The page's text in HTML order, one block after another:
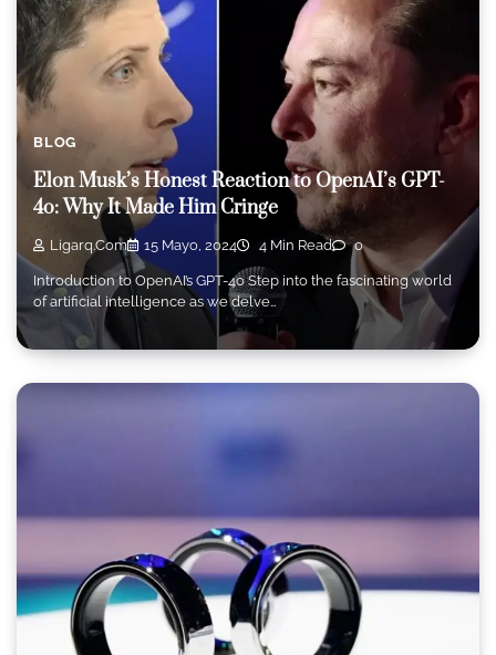
BLOG
Elon Musk’s Honest Reaction to OpenAI’s GPT-
4o: Why It Made Him Cringe
Ligarq.com 15 Mayo, 2024 4 Min Read 0
Introduction to OpenAI’s GPT-4o Step into the fascinating world
of artificial intelligence as we delve…